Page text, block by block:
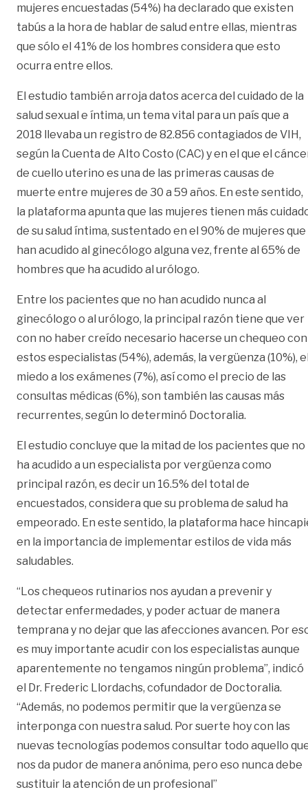
mujeres encuestadas (54%) ha declarado que existen
tabús a la hora de hablar de salud entre ellas, mientras
que sólo el 41% de los hombres considera que esto
ocurra entre ellos.
El estudio también arroja datos acerca del cuidado de la
salud sexual e íntima, un tema vital para un país que a
2018 llevaba un registro de 82.856 contagiados de VIH,
según la Cuenta de Alto Costo (CAC) y en el que el
de cuello uterino es una de las primeras causas de
muerte entre mujeres de 30 a 59 años. En este sentido,
la plataforma apunta que las mujeres tienen más
de su salud íntima, sustentado en el 90% de mujeres que
han acudido al ginecólogo alguna vez, frente al 65% de
hombres que ha acudido al urólogo.
Entre los pacientes que no han acudido nunca al
ginecólogo o al urólogo, la principal razón tiene que ver
con no haber creído necesario hacerse un chequeo con
estos especialistas (54%), además, la vergüenza (10%),
miedo a los exámenes (7%), así como el precio de las
consultas médicas (6%), son también las causas más
recurrentes, según lo determinó Doctoralia.
El estudio concluye que la mitad de los pacientes que no
ha acudido a un especialista por vergüenza como
principal razón, es decir un 16.5% del total de
encuestados, considera que su problema de salud ha
empeorado. En este sentido, la plataforma hace
en la importancia de implementar estilos de vida más
saludables.
“Los chequeos rutinarios nos ayudan a prevenir y
detectar enfermedades, y poder actuar de manera
temprana y no dejar que las afecciones avancen. Por
es muy importante acudir con los especialistas aunque
aparentemente no tengamos ningún problema”, indicó
el Dr. Frederic Llordachs, cofundador de Doctoralia.
“Además, no podemos permitir que la vergüenza se
interponga con nuestra salud. Por suerte hoy con las
nuevas tecnologías podemos consultar todo aquello
nos da pudor de manera anónima, pero eso nunca debe
sustituir la atención de un profesional”